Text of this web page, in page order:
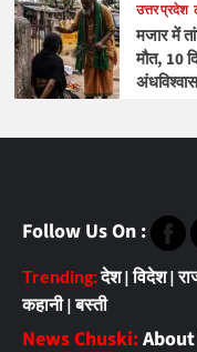
उत्तर प्रदेश
मजार में
मौत, 10
Follow Us On :
Trending:देश|विदेश|
कहानी|बस्ती
News Chuski: